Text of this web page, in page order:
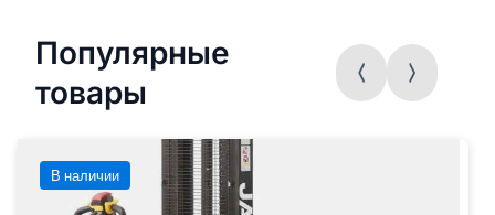
Популярные
товары
В наличии